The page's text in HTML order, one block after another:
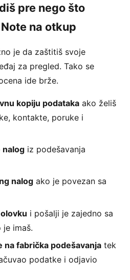
pre nego što
na otkup
je da zaštitiš svoje
za pregled. Tako se
ide brže.
kopiju podataka ako želiš
kontakte, poruke i
nalog iz podešavanja
nalog ako je povezan sa
i pošalji je zajedno sa
imaš.
na fabrička podešavanja tek
podatke i odjavio